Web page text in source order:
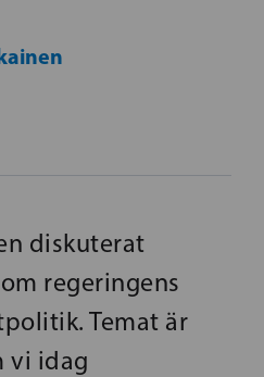
diskuterat
regeringens
Temat är
vi idag